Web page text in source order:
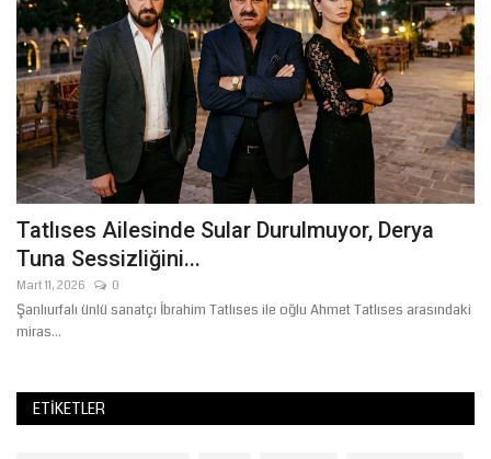
Tatlıses Ailesinde Sular Durulmuyor, Derya
Tuna Sessizliğini...
Mart 11, 2026 0
Şanlıurfalı ünlü sanatçı İbrahim Tatlıses ile oğlu Ahmet Tatlıses arasındaki
miras...
ETIKETLER